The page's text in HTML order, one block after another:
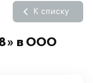
в ООО
К списку